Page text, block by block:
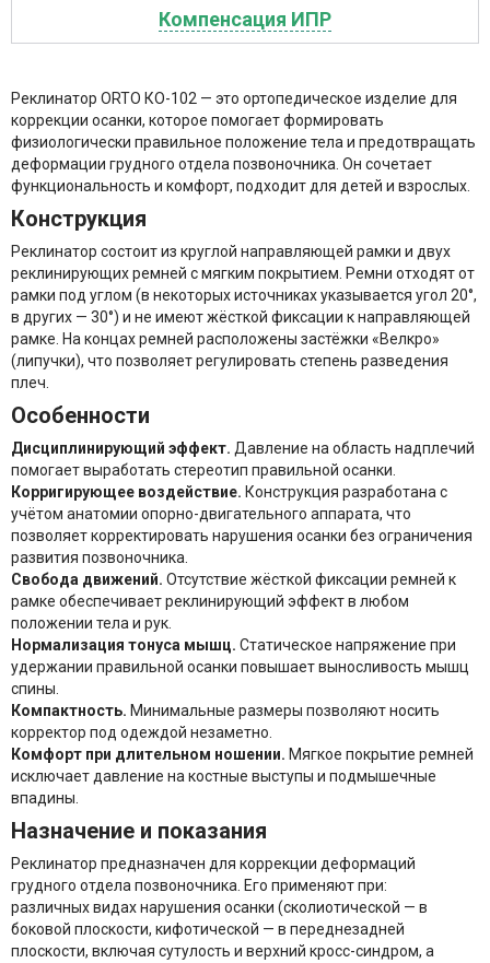
Компенсация ИПР
Реклинатор ORTO КО-102 — это ортопедическое изделие для
коррекции осанки, которое помогает формировать
физиологически правильное положение тела и предотвращать
деформации грудного отдела позвоночника. Он сочетает
функциональность и комфорт, подходит для детей и взрослых.
Конструкция
Реклинатор состоит из круглой направляющей рамки и двух
реклинирующих ремней с мягким покрытием. Ремни отходят от
рамки под углом (в некоторых источниках указывается угол 20°,
в других — 30°) и не имеют жёсткой фиксации к направляющей
рамке. На концах ремней расположены застёжки «Велкро»
(липучки), что позволяет регулировать степень разведения
плеч.
Особенности
Дисциплинирующий эффект. Давление на область надплечий
помогает выработать стереотип правильной осанки.
Корригирующее воздействие. Конструкция разработана с
учётом анатомии опорно-двигательного аппарата, что
позволяет корректировать нарушения осанки без ограничения
развития позвоночника.
Свобода движений. Отсутствие жёсткой фиксации ремней к
рамке обеспечивает реклинирующий эффект в любом
положении тела и рук.
Нормализация тонуса мышц. Статическое напряжение при
удержании правильной осанки повышает выносливость мышц
спины.
Компактность. Минимальные размеры позволяют носить
корректор под одеждой незаметно.
Комфорт при длительном ношении. Мягкое покрытие ремней
исключает давление на костные выступы и подмышечные
впадины.
Назначение и показания
Реклинатор предназначен для коррекции деформаций
грудного отдела позвоночника. Его применяют при:
различных видах нарушения осанки (сколиотической — в
боковой плоскости, кифотической — в переднезадней
плоскости, включая сутулость и верхний кросс-синдром, а